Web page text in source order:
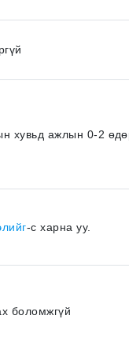
хувьд ажлын 0-2
-с харна уу.
боломжгүй